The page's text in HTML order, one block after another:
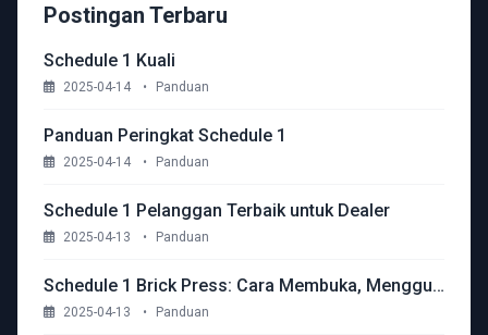
Postingan Terbaru
Schedule 1 Kuali
2025-04-14 • Panduan
Panduan Peringkat Schedule 1
2025-04-14 • Panduan
Schedule 1 Pelanggan Terbaik untuk Dealer
2025-04-13 • Panduan
Schedule 1 Brick Press: Cara Membuka, Menggunakan, dan Memaksimalkan Keuntungan
2025-04-13 • Panduan